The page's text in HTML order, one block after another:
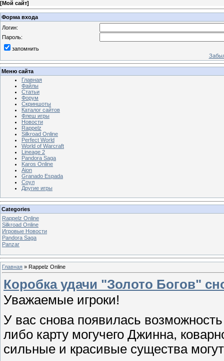
[Мой сайт]
Форма входа
Логин:
Пароль:
запомнить
Меню сайта
Главная
Файлы
Статьи
Форум
Скриншоты
Каталог сайтов
Флеш игры
Новости
Rappelz
Silkroad Online
Perfect World
World of Warcraft
Lineage 2
Pandora Saga
Karos Online
Aion
Granado Espada
Соул
Другие игры
Categories
Rappelz Online
Silkroad Online
Игровые Новости
Pandora Saga
Panzar
Главная » Rappelz Online
Коробка удачи "Золото Богов"
Уважаемые игроки!
У вас снова появилась
либо карту могучего Джинна,
сильные и красивые существа